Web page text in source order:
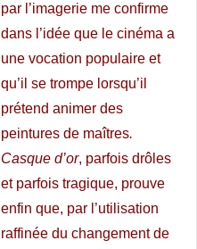
par l’imagerie me confirme
dans l’idée que le cinéma a
une vocation populaire et
qu’il se trompe lorsqu’il
prétend animer des
peintures de maîtres.
Casque d’or, parfois drôles
et parfois tragique, prouve
enfin que, par l’utilisation
raffinée du changement de